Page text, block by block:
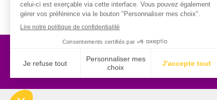
30 rue Baron - 75017 PARIS